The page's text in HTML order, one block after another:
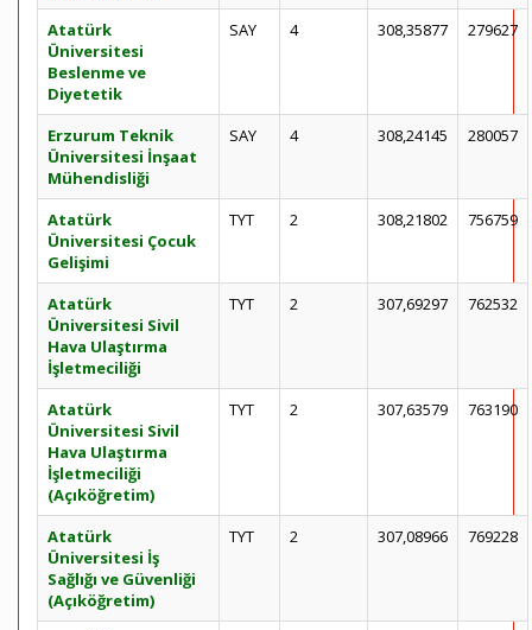
Atatürk
Üniversitesi
Beslenme ve
Diyetetik
SAY 4 308,35877 279627
Erzurum Teknik
Üniversitesi İnşaat
Mühendisliği
SAY 4 308,24145 280057
Atatürk
Üniversitesi Çocuk
Gelişimi
TYT 2 308,21802 756759
Atatürk
Üniversitesi Sivil
Hava Ulaştırma
İşletmeciliği
TYT 2 307,69297 762532
Atatürk
Üniversitesi Sivil
Hava Ulaştırma
İşletmeciliği
(Açıköğretim)
TYT 2 307,63579 763190
Atatürk
Üniversitesi İş
Sağlığı ve Güvenliği
(Açıköğretim)
TYT 2 307,08966 769228